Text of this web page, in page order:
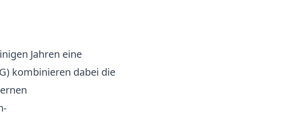
Jahren eine
kombinieren dabei die